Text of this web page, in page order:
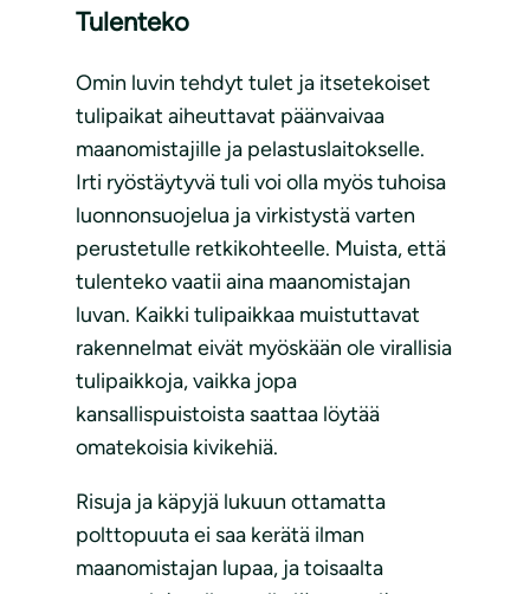
Tulenteko
Omin luvin tehdyt tulet ja itsetekoiset
tulipaikat aiheuttavat päänvaivaa
maanomistajille ja pelastuslaitokselle.
Irti ryöstäytyvä tuli voi olla myös tuhoisa
luonnonsuojelua ja virkistystä varten
perustetulle retkikohteelle. Muista, että
tulenteko vaatii aina maanomistajan
luvan. Kaikki tulipaikkaa muistuttavat
rakennelmat eivät myöskään ole virallisia
tulipaikkoja, vaikka jopa
kansallispuistoista saattaa löytää
omatekoisia kivikehiä.
Risuja ja käpyjä lukuun ottamatta
polttopuuta ei saa kerätä ilman
maanomistajan lupaa, ja toisaalta